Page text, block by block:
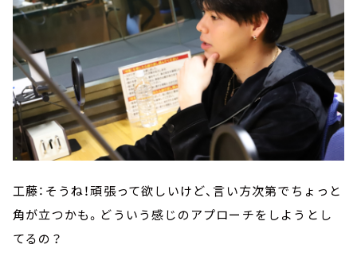
工藤：そうね！頑張って欲しいけど、言い方次第でちょっと
角が立つかも。どういう感じのアプローチをしようとし
てるの？